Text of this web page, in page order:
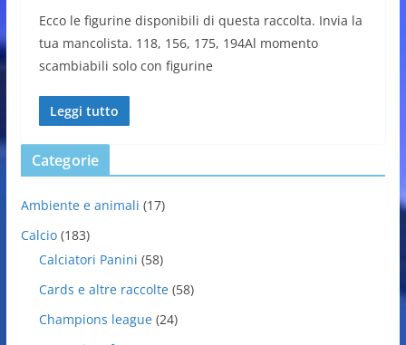
Ecco le figurine disponibili di questa raccolta. Invia la
tua mancolista. 118, 156, 175, 194Al momento
scambiabili solo con figurine
Leggi tutto
Categorie
Ambiente e animali (17)
Calcio(183)
Calciatori Panini (58)
Cards e altre raccolte(58)
Champions league(24)